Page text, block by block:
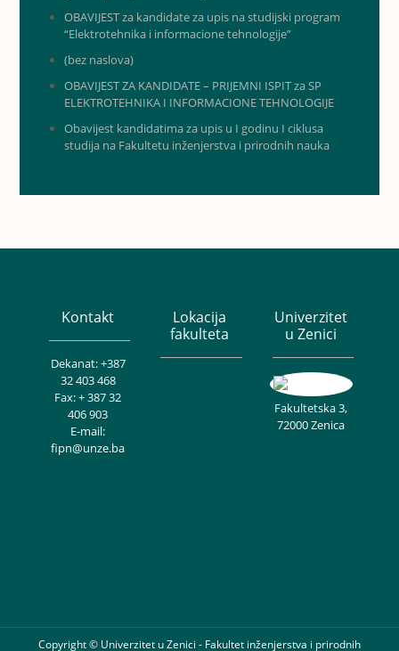
OBAVIJEST za kandidate za upis na studijski program
“Elektrotehnika i informacione tehnologije”
(bez naslova)
OBAVIJEST ZA KANDIDATE – PRIJEMNI ISPIT za SP
ELEKTROTEHNIKA I INFORMACIONE TEHNOLOGIJE
Obavijest kandidatima za upis u I godinu I ciklusa
studija na Fakultetu inženjerstva i prirodnih nauka
Kontakt
Dekanat: +387
32 403 468
Fax: + 387 32
406 903
E-mail:
fipn@unze.ba
Lokacija
fakulteta
Univerzitet
u Zenici
Fakultetska 3,
72000 Zenica
Copyright © Univerzitet u Zenici - Fakultet inženjerstva i prirodnih